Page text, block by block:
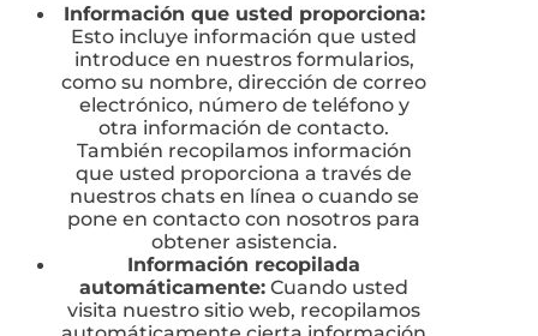
Información que usted proporciona:
Esto incluye información que usted
introduce en nuestros formularios,
como su nombre, dirección de correo
electrónico, número de teléfono y
otra información de contacto.
También recopilamos información
que usted proporciona a través de
nuestros chats en línea o cuando se
pone en contacto con nosotros para
obtener asistencia.
Información recopilada
automáticamente: Cuando usted
visita nuestro sitio web, recopilamos